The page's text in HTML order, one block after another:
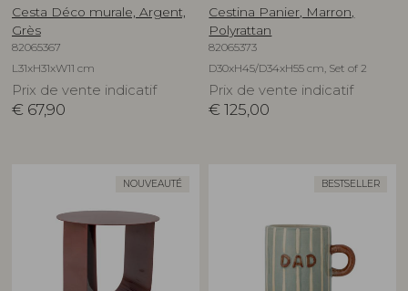
Cesta Déco murale, Argent,
Grès
82065367
L31xH31xW11 cm
Prix de vente indicatif
€ 67,90
Cestina Panier, Marron,
Polyrattan
82065373
D30xH45/D34xH55 cm, Set of 2
Prix de vente indicatif
€ 125,00
NOUVEAUTÉ BESTSELLER